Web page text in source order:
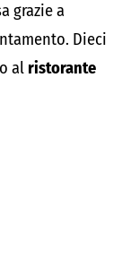
grazie a
Dieci
al ristorante